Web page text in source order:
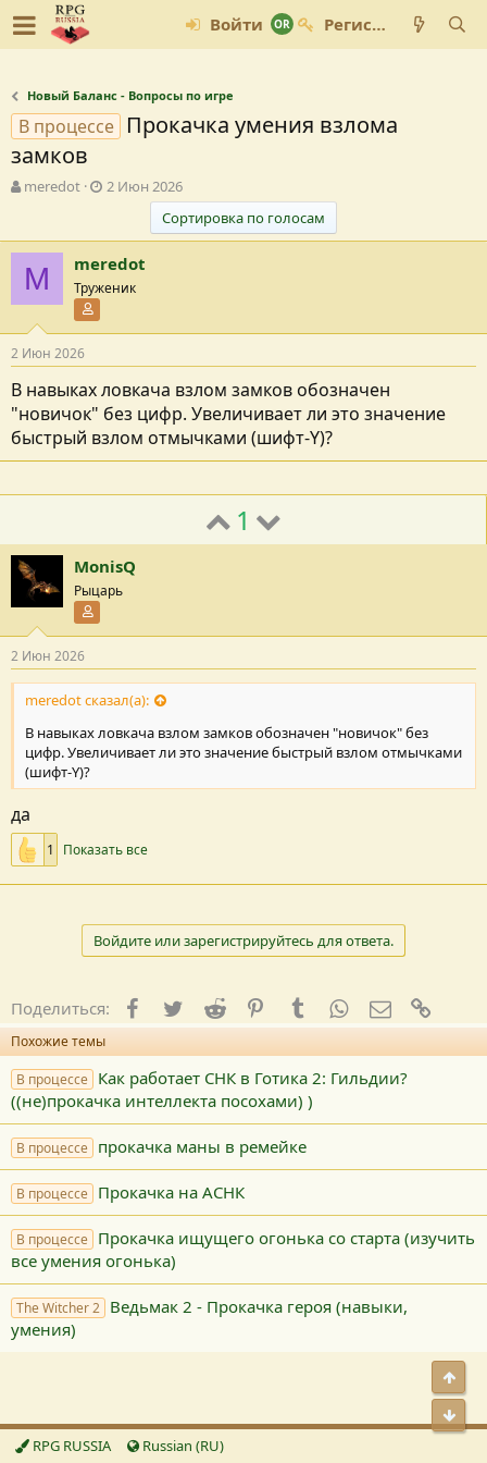
Войти Регистрация
Новый Баланс - Вопросы по игре
В процессе
Прокачка умения взлома
замков
А
о
р
е
м
meredot
Д
а
с
о
н
я
2 Июн 2026
Сортировка по голосам
M meredot
Труженик
2 Июн 2026
В навыках ловкача взлом замков обозначен
"новичок" без цифр. Увеличивает ли это значение
быстрый взлом отмычками (шифт-Y)?
1
MonisQ
Рыцарь
2 Июн 2026
meredot сказал(а):
В навыках ловкача взлом замков обозначен "новичок" без
цифр. Увеличивает ли это значение быстрый взлом отмычками
(шифт-Y)?
да
1 Показать все
Войдите или зарегистрируйтесь для ответа.
Поделиться: Facebook
TwitterReddit PinterestTumblrWhatsApp
E-mail
Похожие темы
В процессе Как работает СНК в Готика 2: Гильдии?
((не)прокачка интеллекта посохами) )
В процессе прокачка маны в ремейке
В процессе Прокачка на АСНК
В процессе Прокачка ищущего огонька со старта (изучить
все умения огонька)
The Witcher 2 Ведьмак 2 - Прокачка героя (навыки,
умения)
RPG RUSSIA Russian (RU)